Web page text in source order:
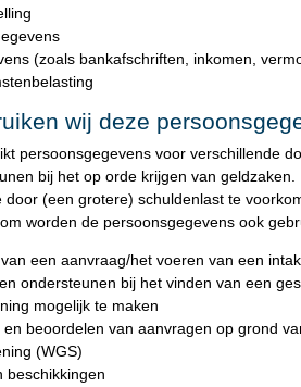
(zoals bankafschriften, inkomen,
wij deze
persoonsgegevens voor verschillende
bij het op orde krijgen van
door (een grotere) schuldenlast te
worden de persoonsgegevens ook
een aanvraag/het voeren van een
ondersteunen bij het vinden van een
mogelijk te maken
beoordelen van aanvragen op grond
(WGS)
beschikkingen